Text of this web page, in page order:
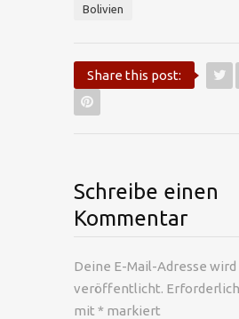
Bolivien
Share this post:
Schreibe einen
Kommentar
Deine E-Mail-Adresse
veröffentlicht.
mit * markiert